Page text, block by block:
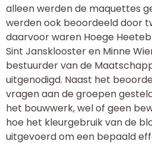
alleen werden de maquettes
werden ook beoordeeld door
daarvoor waren Hoege
Sint Jansklooster en Minne
bestuurder van de
uitgenodigd. Naast het
vragen aan de groepen
het bouwwerk, wel of geen
hoe het kleurgebruik van de
uitgevoerd om een bepaald